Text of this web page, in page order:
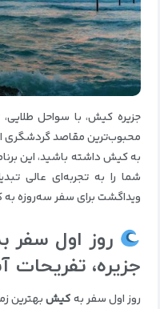
جزیره کیش، با سواحل
محبوب‌ترین مقاصد گردشگری
به کیش داشته باشید، این
شما را به تجربه‌ای عالی
ویداگشت برای سفر سه‌روزه
روز اول سفر
جزیره،
روز اول سفر بهکیشبهترین